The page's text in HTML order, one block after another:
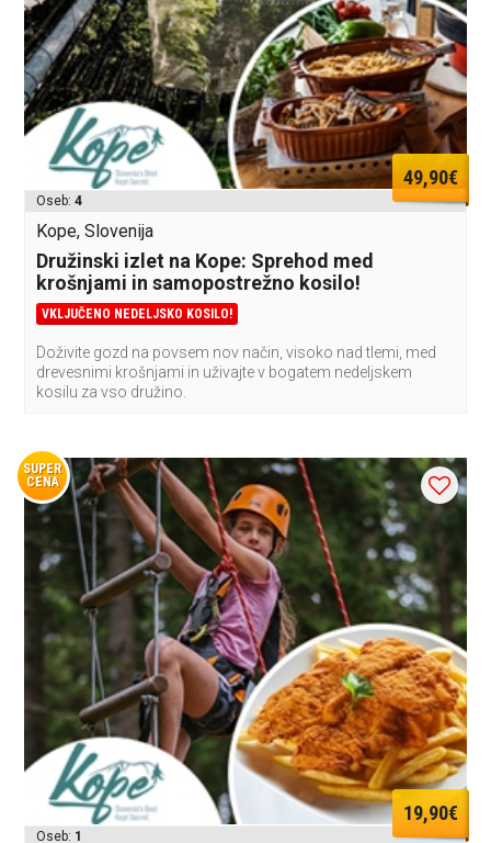
49,90€
Oseb:4
Kope, Slovenija
Družinski izlet na Kope: Sprehod med
krošnjami in samopostrežno kosilo!
VKLJUČENO NEDELJSKO KOSILO!
Doživite gozd na povsem nov način, visoko nad tlemi, med
drevesnimi krošnjami in uživajte v bogatem nedeljskem
kosilu za vso družino.
SUPER
CENA
19,90€
Oseb: 1